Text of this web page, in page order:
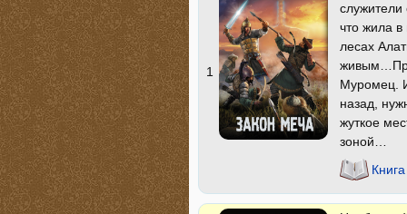
1
служители
что жила
лесах
Муромец.
назад,
жуткое
зоной…